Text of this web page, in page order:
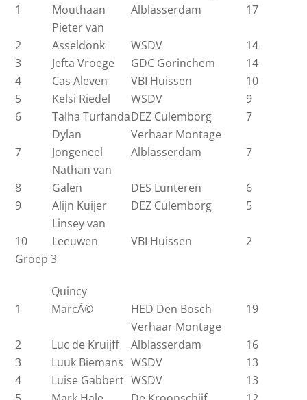
1
Mouthaan
Alblasserdam
17
2
Pieter van
Asseldonk
WSDV
14
3
Jefta Vroege GDC Gorinchem
14
4
Cas Aleven VBI Huissen
10
5
Kelsi Riedel WSDV
9
6
Talha TurfandaDEZ Culemborg 7
7
Dylan
Jongeneel
Verhaar Montage
Alblasserdam
7
8
Nathan van
Galen
DES Lunteren
6
9
Alijn Kuijer DEZ Culemborg 5
10
Linsey van
Leeuwen
VBI Huissen
2
Groep 3
1
Quincy
MarcÃ©
HED Den Bosch 19
2 Luc de Kruijff
Verhaar Montage
Alblasserdam
16
3
Luuk Biemans WSDV
13
4
Luise Gabbert WSDV
13